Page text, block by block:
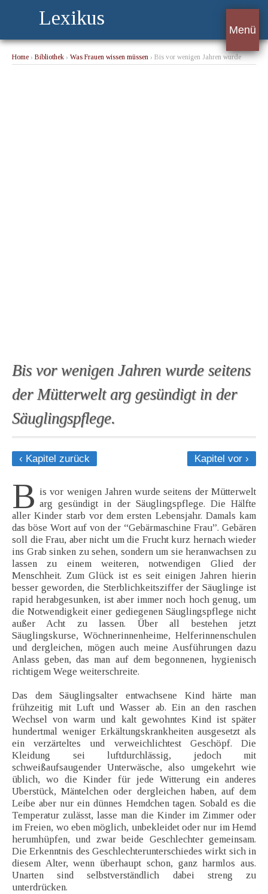
Lexikus
Menü
Home › Bibliothek › Was Frauen wissen müssen › Bis vor wenigen Jahren wurde
Bis vor wenigen Jahren wurde seitens
der Mütterwelt arg gesündigt in der
Säuglingspflege.
‹ Kapitel zurück Kapitel vor ›
B is vor wenigen Jahren wurde seitens der Mütterwelt
arg gesündigt in der Säuglingspflege. Die Hälfte
aller Kinder starb vor dem ersten Lebensjahr. Damals kam
das böse Wort auf von der “Gebärmaschine Frau”. Gebären
soll die Frau, aber nicht um die Frucht kurz hernach wieder
ins Grab sinken zu sehen, sondern um sie heranwachsen zu
lassen zu einem weiteren, notwendigen Glied der
Menschheit. Zum Glück ist es seit einigen Jahren hierin
besser geworden, die Sterblichkeitsziffer der Säuglinge ist
rapid herabgesunken, ist aber immer noch hoch genug, um
die Notwendigkeit einer gediegenen Säuglingspflege nicht
außer Acht zu lassen. Über all bestehen jetzt
Säuglingskurse, Wöchnerinnenheime, Helferinnenschulen
und dergleichen, mögen auch meine Ausführungen dazu
Anlass geben, das man auf dem begonnenen, hygienisch
richtigem Wege weiterschreite.
Das dem Säuglingsalter entwachsene Kind härte man
frühzeitig mit Luft und Wasser ab. Ein an den raschen
Wechsel von warm und kalt gewohntes Kind ist später
hundertmal weniger Erkältungskrankheiten ausgesetzt als
ein verzärteltes und verweichlichtest Geschöpf. Die
Kleidung sei luftdurchlässig, jedoch mit
schweißaufsaugender Unterwäsche, also umgekehrt wie
üblich, wo die Kinder für jede Witterung ein anderes
Uberstück, Mäntelchen oder dergleichen haben, auf dem
Leibe aber nur ein dünnes Hemdchen tagen. Sobald es die
Temperatur zulässt, lasse man die Kinder im Zimmer oder
im Freien, wo eben möglich, unbekleidet oder nur im Hemd
herumhüpfen, und zwar beide Geschlechter gemeinsam.
Die Erkenntnis des Geschlechterunterschiedes wirkt sich in
diesem Alter, wenn überhaupt schon, ganz harmlos aus.
Unarten sind selbstverständlich dabei streng zu
unterdrücken.